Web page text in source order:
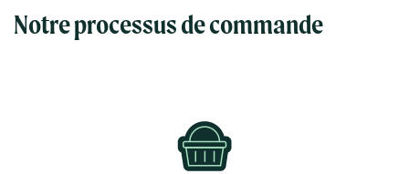
Un Atelier de 4500m2 - Un équipement de grande
technologie .
Imprimé sans rejet d’eau et avec des encres organiques
Notre processus de commande